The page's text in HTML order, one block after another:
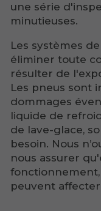
une série
minutieuses.
Les systèmes
éliminer toute
résulter de
Les pneus sont
dommages
liquide de
de lave-glace,
besoin. Nous
nous assurer
peuvent